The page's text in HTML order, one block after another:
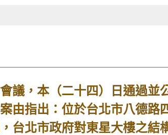
，本（二十四）日通過並
由指出：位於台北市八德路
台北市政府對東星大樓之結